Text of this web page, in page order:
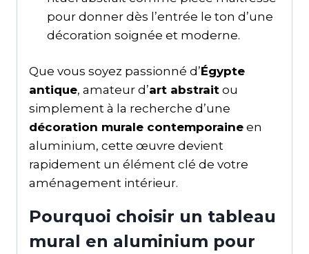
pour donner dès l’entrée le ton d’une
décoration soignée et moderne.
Que vous soyez passionné d’Égypte
antique, amateur d’art abstrait ou
simplement à la recherche d’une
décoration murale contemporaine en
aluminium, cette œuvre devient
rapidement un élément clé de votre
aménagement intérieur.
Pourquoi choisir un tableau
mural en aluminium pour